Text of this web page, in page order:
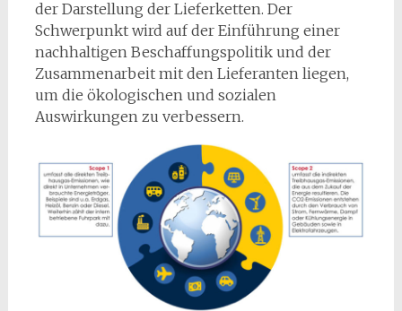
der Darstellung der Lieferketten. Der
Schwerpunkt wird auf der Einführung einer
nachhaltigen Beschaffungspolitik und der
Zusammenarbeit mit den Lieferanten liegen,
um die ökologischen und sozialen
Auswirkungen zu verbessern.